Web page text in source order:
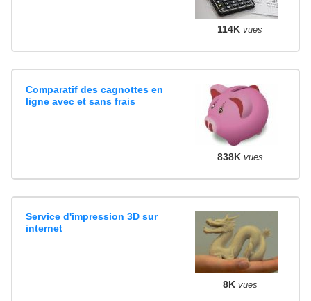
114K vues
Comparatif des cagnottes en
ligne avec et sans frais
838K vues
Service d'impression 3D sur
internet
8K vues